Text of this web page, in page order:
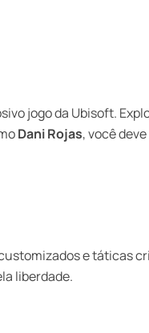
jogo da Ubisoft.
Dani Rojas, você
e táticas
liberdade.